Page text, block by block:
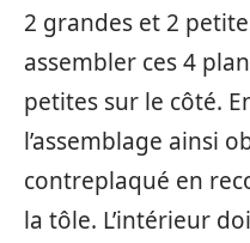
2 grandes et 2
assembler ces 4
petites sur le côté.
l’assemblage ainsi
contreplaqué en
la tôle. L’intérieur